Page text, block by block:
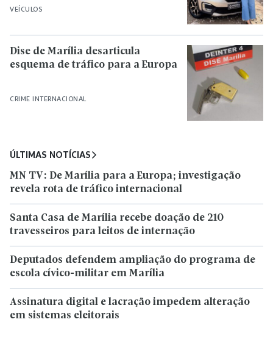
VEÍCULOS
CRIME INTERNACIONAL
Dise de Marília desarticula
esquema de tráfico para a Europa
ÚLTIMAS NOTÍCIAS
MN TV: De Marília para a Europa; investigação
revela rota de tráfico internacional
Santa Casa de Marília recebe doação de 210
travesseiros para leitos de internação
Deputados defendem ampliação do programa de
escola cívico-militar em Marília
Assinatura digital e lacração impedem alteração
em sistemas eleitorais